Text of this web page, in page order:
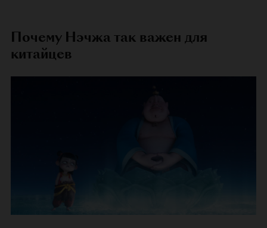
Почему Нэчжа так важен для
китайцев